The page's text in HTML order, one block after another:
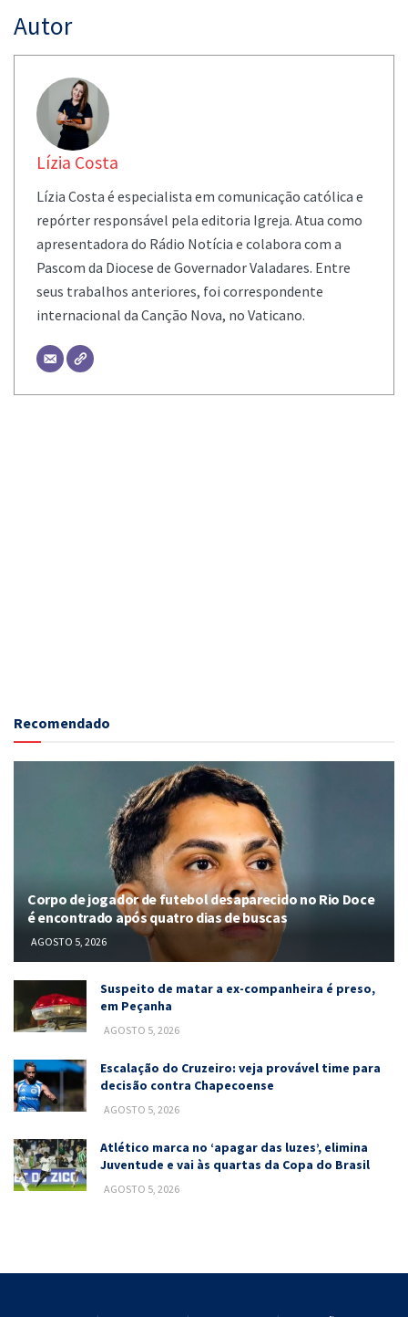
Autor
Lízia Costa
Lízia Costa é especialista em comunicação católica e
repórter responsável pela editoria Igreja. Atua como
apresentadora do Rádio Notícia e colabora com a
Pascom da Diocese de Governador Valadares. Entre
seus trabalhos anteriores, foi correspondente
internacional da Canção Nova, no Vaticano.
Recomendado
Corpo de jogador de futebol desaparecido no Rio Doce
é encontrado após quatro dias de buscas
AGOSTO 5, 2026
Suspeito de matar a ex-companheira é preso,
em Peçanha
AGOSTO 5, 2026
Escalação do Cruzeiro: veja provável time para
decisão contra Chapecoense
AGOSTO 5, 2026
Atlético marca no ‘apagar das luzes’, elimina
Juventude e vai às quartas da Copa do Brasil
AGOSTO 5, 2026